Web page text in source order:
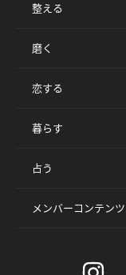
整える
磨く
恋する
暮らす
占う
メンバーコンテンツ